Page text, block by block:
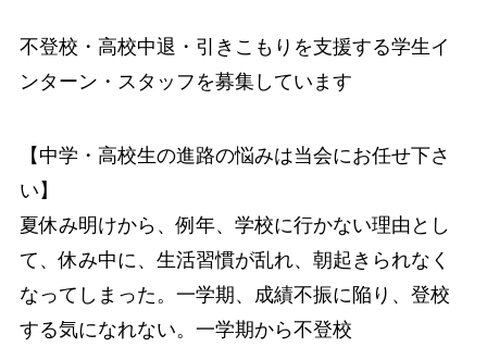
不登校・高校中退・引きこもりを支援する学生イ
ンターン・スタッフを募集しています
【中学・高校生の進路の悩みは当会にお任せ下さ
い】
夏休み明けから、例年、学校に行かない理由とし
て、休み中に、生活習慣が乱れ、朝起きられなく
なってしまった。一学期、成績不振に陥り、登校
する気になれない。一学期から不登校